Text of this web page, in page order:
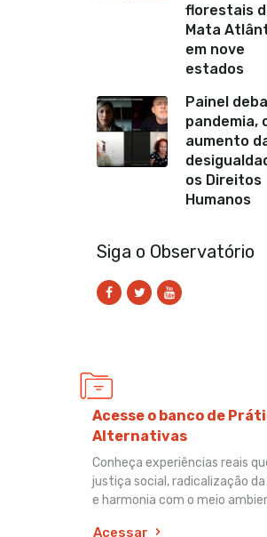
florestais
Mata
em nove
estados
Painel
pandemia,
aumento
os Direitos
Humanos
Siga o Observatório
Acesse o banco de
Alternativas
Conheça experiências reais
justiça social, radicalização
e harmonia com o meio
Acessar